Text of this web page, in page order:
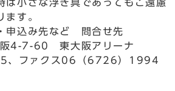
は小さな浮き具であってもご遠慮
ます。
申込み先など 問合せ先
4-7-60 東大阪アリーナ
ファクス06（6726）1994